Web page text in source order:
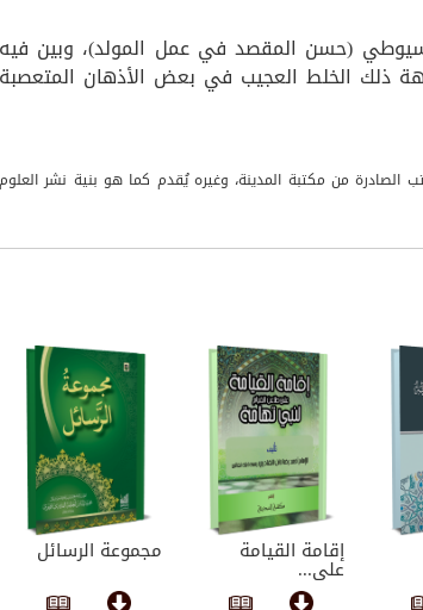
السيوطي (حسن المقصد في عمل المولد)، وبين فيه
ذلك الخلط العجيب في بعض الأذهان المتعصبة
من مكتبة المدينة، وغيره يُقدم كما هو بنية نشر العلوم
إقامة القيامة
على...
مجموعة الرسائل